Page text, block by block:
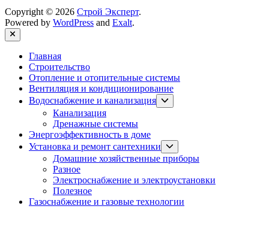
Copyright © 2026 Строй Эксперт.
Powered by WordPress and Exalt.
Close
Главная
Строительство
Отопление и отопительные системы
Вентиляция и кондиционирование
Водоснабжение и канализация
Show
sub
Канализация
Дренажные системы
Энергоэффективность в доме
Установка и ремонт сантехники
sub
menu
Домашние хозяйственные приборы
Разное
Электроснабжение и электроустановки
Полезное
Газоснабжение и газовые технологии